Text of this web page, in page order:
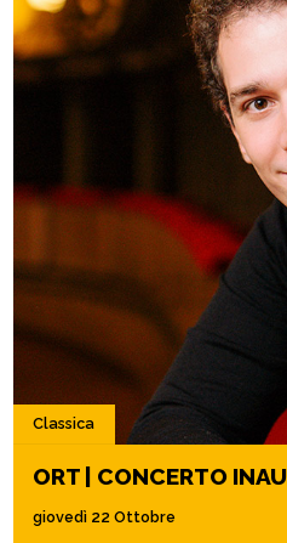
Classica
ORT | CONCERTO
giovedì 22 Ottobre